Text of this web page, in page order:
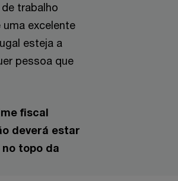
trabalho
excelente
esteja a
pessoa que
fiscal
deverá estar
topo da